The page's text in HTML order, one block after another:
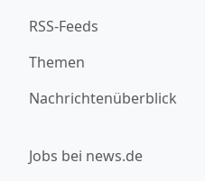
RSS-Feeds
Themen
Nachrichtenüberblick
Jobs bei news.de